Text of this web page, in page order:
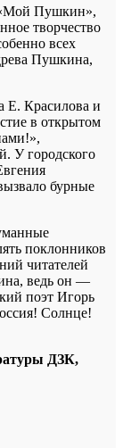
«Мой Пушкин»,
творчество
всех
Пушкина,
Е. Красилова и
в открытом
У городского
бурные
поклонников
читателей
ведь он —
поэт Игорь
Солнце!
ДЗК,